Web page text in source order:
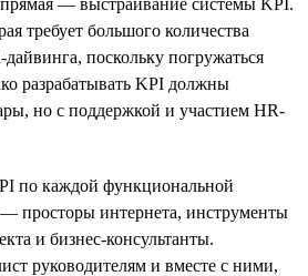
требует большого количества
поскольку погружаться
разрабатывать KPI должны
но с поддержкой и участием HR-
по каждой функциональной
просторы интернета, инструменты
и бизнес-консультанты.
руководителям и вместе с ними,